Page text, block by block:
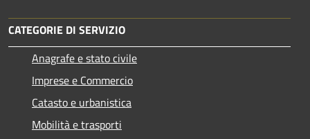
CATEGORIE DI SERVIZIO
Anagrafe e stato civile
Imprese e Commercio
Catasto e urbanistica
Mobilità e trasporti